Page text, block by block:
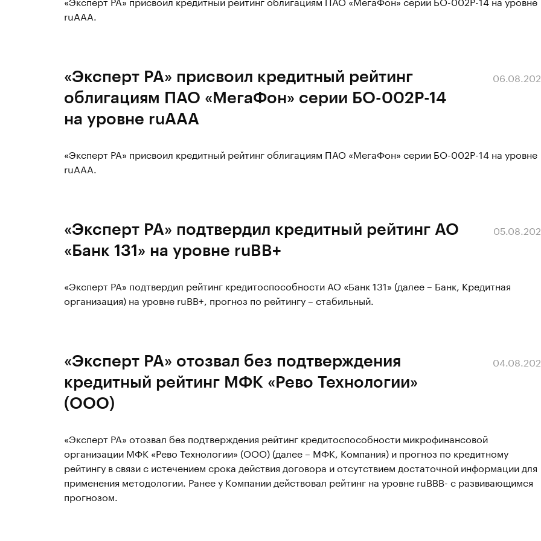
ruAАA.
«Эксперт РА» присвоил кредитный рейтинг
облигациям ПАО «МегаФон» серии БО-002Р-14
на уровне ruAAА
«Эксперт РА» присвоил кредитный рейтинг облигациям ПАО «МегаФон» серии БО-002Р-14 на уровне
ruAАA.
«Эксперт РА» подтвердил кредитный рейтинг АО
«Банк 131» на уровне ruBB+
«Эксперт РА» подтвердил рейтинг кредитоспособности АО «Банк 131» (далее – Банк, Кредитная
организация) на уровне ruBB+, прогноз по рейтингу – стабильный.
«Эксперт РА» отозвал без подтверждения
кредитный рейтинг МФК «Рево Технологии»
(ООО)
«Эксперт РА» отозвал без подтверждения рейтинг кредитоспособности микрофинансовой
организации МФК «Рево Технологии» (ООО) (далее – МФК, Компания) и прогноз по кредитному
рейтингу в связи с истечением срока действия договора и отсутствием достаточной информации для
применения методологии. Ранее у Компании действовал рейтинг на уровне ruBBB- с развивающимся
прогнозом.